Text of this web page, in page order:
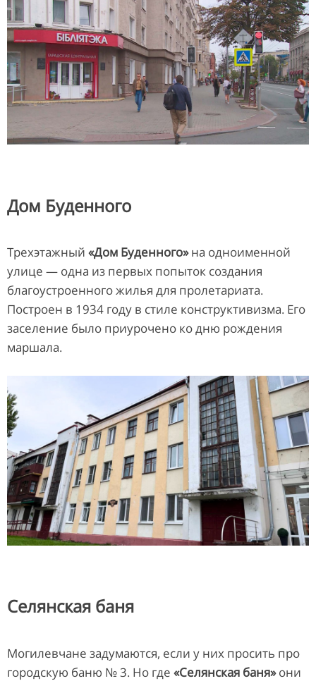
Дом Буденного
Трехэтажный «Дом Буденного»на одноименной
улице — одна из первых попыток создания
благоустроенного жилья для пролетариата.
Построен в 1934 году в стиле конструктивизма. Его
заселение было приурочено ко дню рождения
маршала.
Селянская баня
Могилевчане задумаются, если у них просить про
городскую баню № 3. Но где «Селянская баня»они